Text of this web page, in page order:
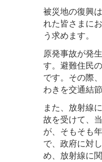
被災地の復興
れた皆さまに
う求めます。
原発事故が発
す。避難住民
です。その際
わきを交通結
また、放射線
故を受けて、
が、そもそも
で、政府に対
め、放射線に